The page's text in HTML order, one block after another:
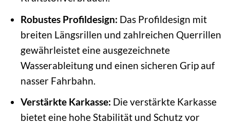
Robustes Profildesign: Das Profildesign mit
breiten Längsrillen und zahlreichen Querrillen
gewährleistet eine ausgezeichnete
Wasserableitung und einen sicheren Grip auf
nasser Fahrbahn.
Verstärkte Karkasse: Die verstärkte Karkasse
bietet eine hohe Stabilität und Schutz vor